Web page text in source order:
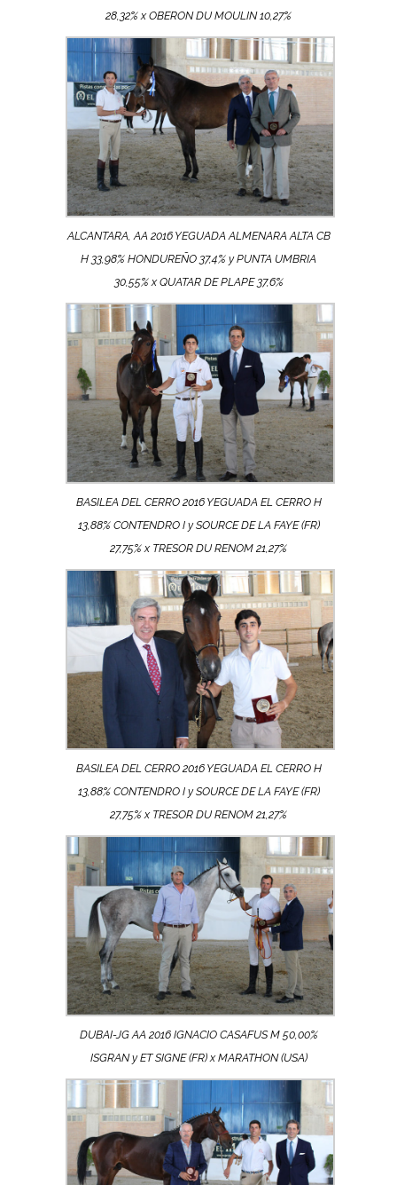
28,32% x OBERON DU MOULIN 10,27%
ALCANTARA, AA 2016 YEGUADA ALMENARA ALTA CB
H 33,98% HONDUREÑO 37,4% y PUNTA UMBRIA
30,55% x QUATAR DE PLAPE 37,6%
BASILEA DEL CERRO 2016 YEGUADA EL CERRO H
13,88% CONTENDRO I y SOURCE DE LA FAYE (FR)
27,75% x TRESOR DU RENOM 21,27%
BASILEA DEL CERRO 2016 YEGUADA EL CERRO H
13,88% CONTENDRO I y SOURCE DE LA FAYE (FR)
27,75% x TRESOR DU RENOM 21,27%
DUBAI-JG AA 2016 IGNACIO CASAFUS M 50,00%
ISGRAN y ET SIGNE (FR) x MARATHON (USA)